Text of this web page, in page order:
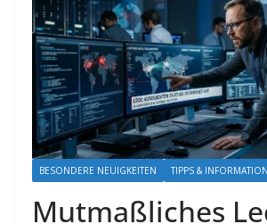
BESONDERE NEUIGKEITEN TIPPS &
Mutmaßliches